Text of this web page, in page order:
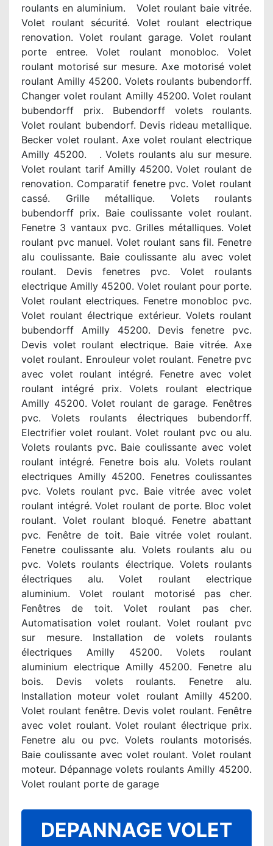
roulants en aluminium. Volet roulant baie vitrée.
Volet roulant sécurité. Volet roulant electrique
renovation. Volet roulant garage. Volet roulant
porte entree. Volet roulant monobloc. Volet
roulant motorisé sur mesure. Axe motorisé volet
roulant Amilly 45200. Volets roulants bubendorff.
Changer volet roulant Amilly 45200. Volet roulant
bubendorff prix. Bubendorff volets roulants.
Volet roulant bubendorf. Devis rideau metallique.
Becker volet roulant. Axe volet roulant electrique
Amilly 45200. . Volets roulants alu sur mesure.
Volet roulant tarif Amilly 45200. Volet roulant de
renovation. Comparatif fenetre pvc. Volet roulant
cassé. Grille métallique. Volets roulants
bubendorff prix. Baie coulissante volet roulant.
Fenetre 3 vantaux pvc. Grilles métalliques. Volet
roulant pvc manuel. Volet roulant sans fil. Fenetre
alu coulissante. Baie coulissante alu avec volet
roulant. Devis fenetres pvc. Volet roulants
electrique Amilly 45200. Volet roulant pour porte.
Volet roulant electriques. Fenetre monobloc pvc.
Volet roulant électrique extérieur. Volets roulant
bubendorff Amilly 45200. Devis fenetre pvc.
Devis volet roulant electrique. Baie vitrée. Axe
volet roulant. Enrouleur volet roulant. Fenetre pvc
avec volet roulant intégré. Fenetre avec volet
roulant intégré prix. Volets roulant electrique
Amilly 45200. Volet roulant de garage. Fenêtres
pvc. Volets roulants électriques bubendorff.
Electrifier volet roulant. Volet roulant pvc ou alu.
Volets roulants pvc. Baie coulissante avec volet
roulant intégré. Fenetre bois alu. Volets roulant
electriques Amilly 45200. Fenetres coulissantes
pvc. Volets roulant pvc. Baie vitrée avec volet
roulant intégré. Volet roulant de porte. Bloc volet
roulant. Volet roulant bloqué. Fenetre abattant
pvc. Fenêtre de toit. Baie vitrée volet roulant.
Fenetre coulissante alu. Volets roulants alu ou
pvc. Volets roulants électrique. Volets roulants
électriques alu. Volet roulant electrique
aluminium. Volet roulant motorisé pas cher.
Fenêtres de toit. Volet roulant pas cher.
Automatisation volet roulant. Volet roulant pvc
sur mesure. Installation de volets roulants
électriques Amilly 45200. Volets roulant
aluminium electrique Amilly 45200. Fenetre alu
bois. Devis volets roulants. Fenetre alu.
Installation moteur volet roulant Amilly 45200.
Volet roulant fenêtre. Devis volet roulant. Fenêtre
avec volet roulant. Volet roulant électrique prix.
Fenetre alu ou pvc. Volets roulants motorisés.
Baie coulissante avec volet roulant. Volet roulant
moteur. Dépannage volets roulants Amilly 45200.
Volet roulant porte de garage
DEPANNAGE VOLET